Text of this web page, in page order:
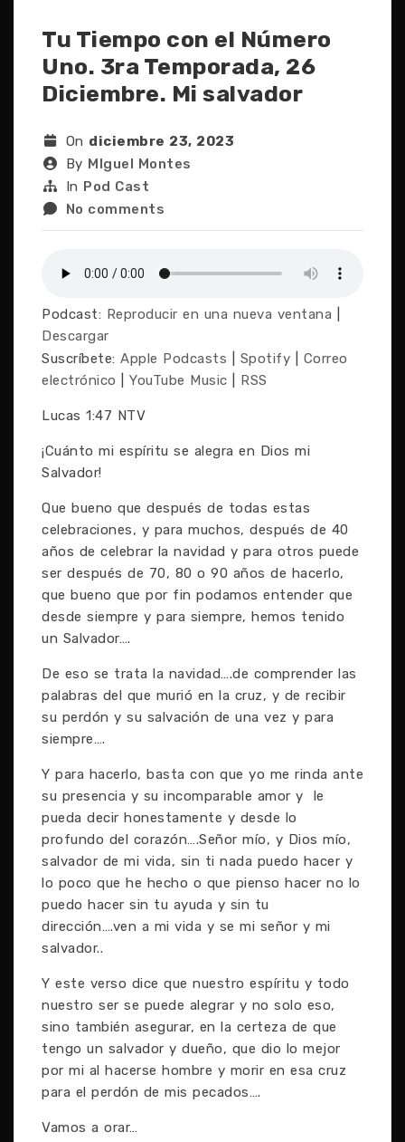
Tu Tiempo con el Número
Uno. 3ra Temporada, 26
Diciembre. Mi salvador
On diciembre 23, 2023
By MIguel Montes
In Pod Cast
No comments
Podcast: Reproducir en una nueva ventana
Descargar
Suscríbete: Apple Podcasts Spotify
Correo
electrónico
YouTube Music RSS
Lucas 1:47 NTV
¡Cuánto mi espíritu se alegra en Dios mi
Salvador!
Que bueno que después de todas estas
celebraciones, y para muchos, después de 40
años de celebrar la navidad y para otros puede
ser después de 70, 80 o 90 años de hacerlo,
que bueno que por fin podamos entender que
desde siempre y para siempre, hemos tenido
un Salvador….
De eso se trata la navidad….de comprender las
palabras del que murió en la cruz, y de recibir
su perdón y su salvación de una vez y para
siempre….
Y para hacerlo, basta con que yo me rinda ante
su presencia y su incomparable amor y le
pueda decir honestamente y desde lo
profundo del corazón….Señor mío, y Dios mío,
salvador de mi vida, sin ti nada puedo hacer y
lo poco que he hecho o que pienso hacer no lo
puedo hacer sin tu ayuda y sin tu
dirección….ven a mi vida y se mi señor y mi
salvador..
Y este verso dice que nuestro espíritu y todo
nuestro ser se puede alegrar y no solo eso,
sino también asegurar, en la certeza de que
tengo un salvador y dueño, que dio lo mejor
por mi al hacerse hombre y morir en esa cruz
para el perdón de mis pecados….
Vamos a orar…